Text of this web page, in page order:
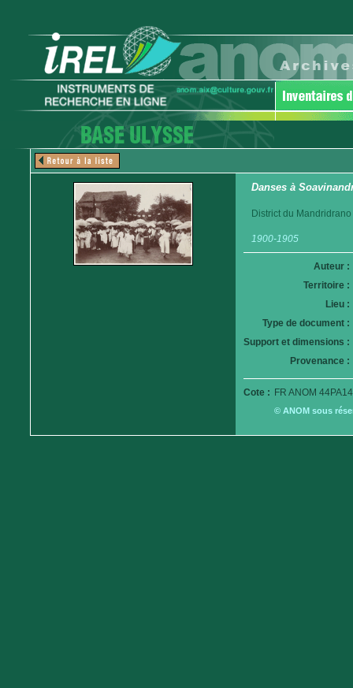
Danses à
District du Mandridrano
1900-1905
Auteur :
Territoire :
Lieu :
Type de document :
Support et dimensions :
Provenance :
Cote : FR ANOM
© ANOM sous